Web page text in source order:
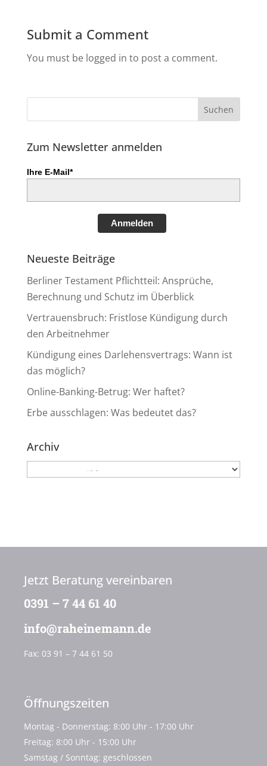
Submit a Comment
You must be logged in to post a comment.
Zum Newsletter anmelden
Ihre E-Mail*
Anmelden
Neueste Beiträge
Berliner Testament Pflichtteil: Ansprüche,
Berechnung und Schutz im Überblick
Vertrauensbruch: Fristlose Kündigung durch
den Arbeitnehmer
Kündigung eines Darlehensvertrags: Wann ist
das möglich?
Online-Banking-Betrug: Wer haftet?
Erbe ausschlagen: Was bedeutet das?
Archiv
Jetzt Beratung vereinbaren
0391 – 7 44 61 40
info@raheinemann.de
Fax: 03 91 – 7 44 61 50
Öffnungszeiten
Montag - Donnerstag: 8:00 Uhr - 17:00 Uhr
Freitag: 8:00 Uhr - 15:00 Uhr
Samstag / Sonntag: geschlossen